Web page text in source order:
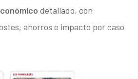
detallado, con
ahorros e impacto por caso